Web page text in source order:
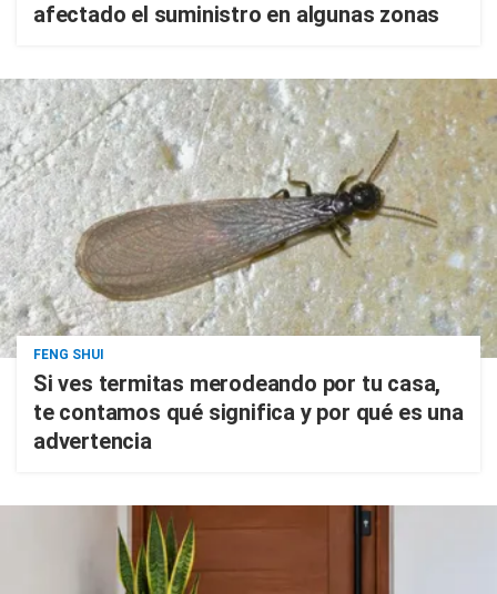
afectado el suministro en algunas zonas
FENG SHUI
Si ves termitas merodeando por tu casa,
te contamos qué significa y por qué es una
advertencia